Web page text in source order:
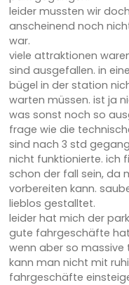
leider mussten wir
anscheinend noch
war.
viele attraktionen
sind ausgefallen. in
bügel in der station
warten müssen. ist ja
was sonst noch so
frage wie die
sind nach 3 std
nicht funktionierte. ich
schon der fall sein, da
vorbereiten kann.
lieblos gestalltet.
leider hat mich der
gute fahrgeschäfte
wenn aber so massive
kann man nicht mit
fahrgeschäfte